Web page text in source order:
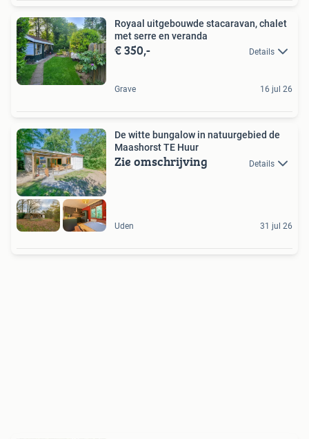
Royaal uitgebouwde stacaravan, chalet
met serre en veranda
€ 350,- Details
Grave 16 jul 26
De witte bungalow in natuurgebied de
Maashorst TE Huur
Zie omschrijving Details
Uden 31 jul 26